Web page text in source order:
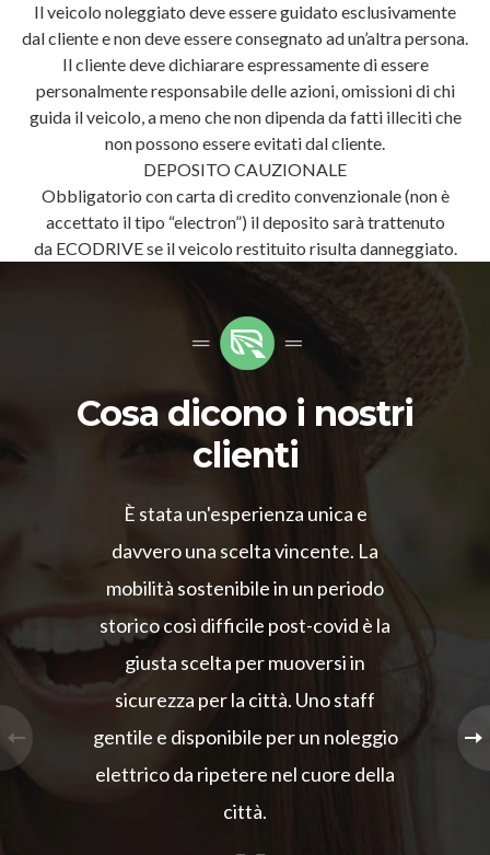
Il veicolo noleggiato deve essere guidato esclusivamente
dal cliente e non deve essere consegnato ad un’altra persona.
Il cliente deve dichiarare espressamente di essere
personalmente responsabile delle azioni, omissioni di chi
guida il veicolo, a meno che non dipenda da fatti illeciti che
non possono essere evitati dal cliente.
DEPOSITO CAUZIONALE
Obbligatorio con carta di credito convenzionale (non è
accettato il tipo “electron”) il deposito sarà trattenuto
da ECODRIVE se il veicolo restituito risulta danneggiato.
Cosa dicono i nostri
clienti
È stata un'esperienza unica e
davvero una scelta vincente. La
mobilità sostenibile in un periodo
storico così difficile post-covid è la
giusta scelta per muoversi in
sicurezza per la città. Uno staff
gentile e disponibile per un noleggio
elettrico da ripetere nel cuore della
città.